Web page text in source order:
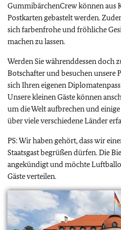
GummibärchenCrew können aus
Postkarten gebastelt werden.
sich farbenfrohe und fröhliche
machen zu lassen.
Werden Sie währenddessen doch
Botschafter und besuchen unsere
sich Ihren eigenen
Unsere kleinen Gäste können
um die Welt aufbrechen und
über viele verschiedene Länder
PS: Wir haben gehört, dass wir
Staatsgast begrüßen dürfen. Die
angekündigt und möchte
Gäste verteilen.